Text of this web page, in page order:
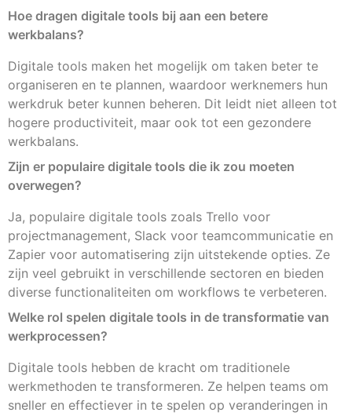
Hoe dragen digitale tools bij aan een betere
werkbalans?
Digitale tools maken het mogelijk om taken beter te
organiseren en te plannen, waardoor werknemers hun
werkdruk beter kunnen beheren. Dit leidt niet alleen tot
hogere productiviteit, maar ook tot een gezondere
werkbalans.
Zijn er populaire digitale tools die ik zou moeten
overwegen?
Ja, populaire digitale tools zoals Trello voor
projectmanagement, Slack voor teamcommunicatie en
Zapier voor automatisering zijn uitstekende opties. Ze
zijn veel gebruikt in verschillende sectoren en bieden
diverse functionaliteiten om workflows te verbeteren.
Welke rol spelen digitale tools in de transformatie van
werkprocessen?
Digitale tools hebben de kracht om traditionele
werkmethoden te transformeren. Ze helpen teams om
sneller en effectiever in te spelen op veranderingen in